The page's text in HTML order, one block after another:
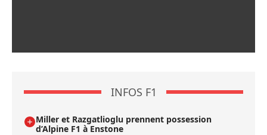
INFOS F1
Miller et Razgatlioglu prennent possession
d’Alpine F1 à Enstone